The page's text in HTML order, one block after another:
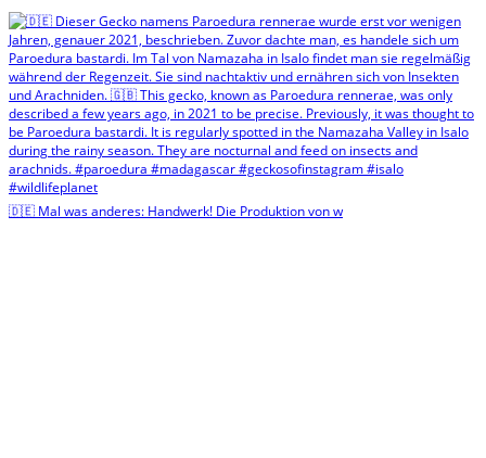
🇩🇪 Mal was anderes: Handwerk! Die Produktion von w